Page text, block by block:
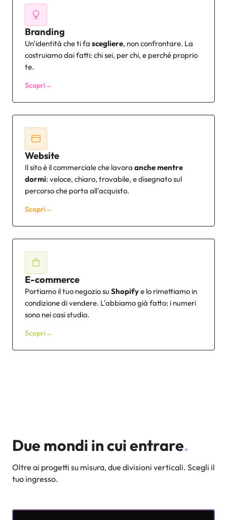
Branding
Un'identità che ti fa scegliere, non confrontare. La
costruiamo dai fatti: chi sei, per chi, e perché proprio
te.
Scopri→
Website
Il sito è il commerciale che lavora anche mentre
dormi: veloce, chiaro, trovabile, e disegnato sul
percorso che porta all'acquisto.
Scopri→
E-commerce
Portiamo il tuo negozio su Shopifye lo rimettiamo in
condizione di vendere. L'abbiamo già fatto: i numeri
sono nei casi studio.
Scopri→
Due mondi in cui entrare.
Oltre ai progetti su misura, due divisioni verticali. Scegli il
tuo ingresso.